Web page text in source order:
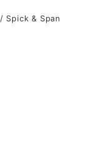
/ Spick & Span